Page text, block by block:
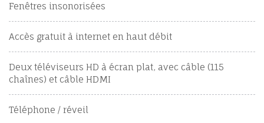
Fenêtres insonorisées
Accès gratuit à internet en haut débit
Deux téléviseurs HD à écran plat, avec câble (115
chaînes) et câble HDMI
Téléphone / réveil